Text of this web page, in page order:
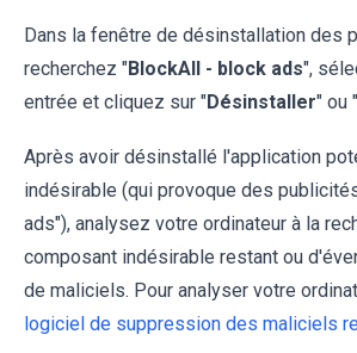
Dans la fenêtre de désinstallation des
recherchez "BlockAll - block ads",
entrée et cliquez sur "Désinstaller" ou "
Après avoir désinstallé l'application
indésirable (qui provoque des
ads"), analysez votre ordinateur à la
composant indésirable restant ou
de maliciels. Pour analyser votre
logiciel de suppression des maliciels